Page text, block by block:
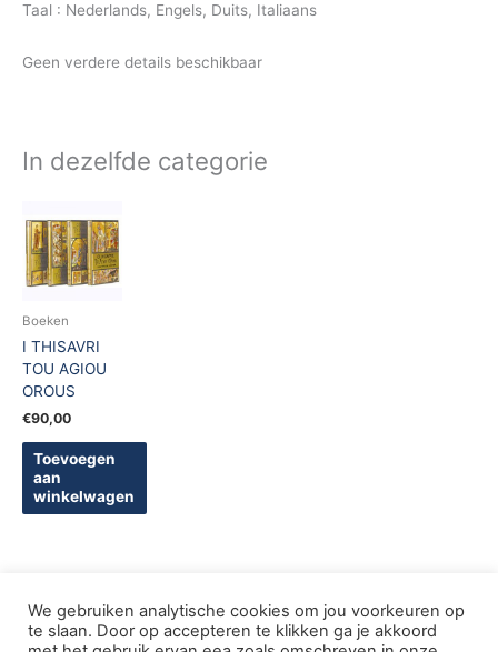
Taal : Nederlands, Engels, Duits, Italiaans
Geen verdere details beschikbaar
In dezelfde categorie
Boeken
I THISAVRI
TOU AGIOU
OROUS
€90,00
Toevoegen
aan
winkelwagen
We gebruiken analytische cookies om jou voorkeuren op
te slaan. Door op accepteren te klikken ga je akkoord